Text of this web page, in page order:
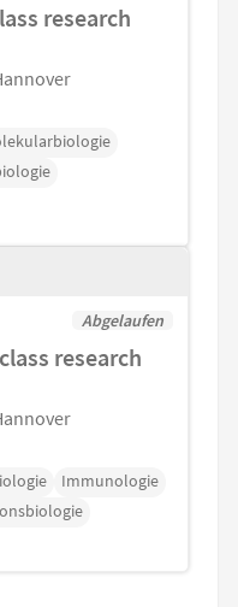
research
Abgelaufen
research
Immunologie